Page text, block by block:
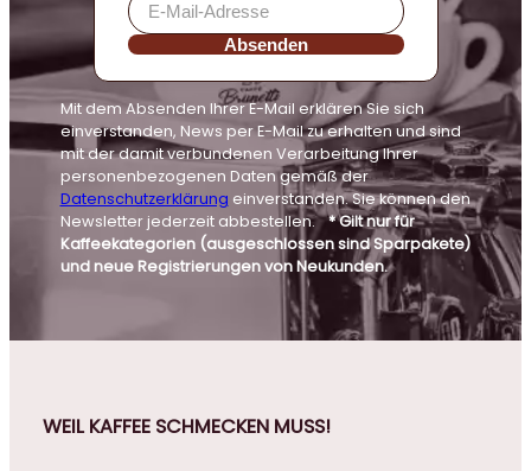
Absenden
Mit dem Absenden Ihrer E-Mail erklären Sie sich
einverstanden, News per E-Mail zu erhalten und sind
mit der damit verbundenen Verarbeitung Ihrer
personenbezogenen Daten gemäß der
Datenschutzerklärung einverstanden. Sie können den
Newsletter jederzeit abbestellen.* Gilt nur für
Kaffeekategorien (ausgeschlossen sind Sparpakete)
und neue Registrierungen von Neukunden.
WEIL KAFFEE SCHMECKEN MUSS!